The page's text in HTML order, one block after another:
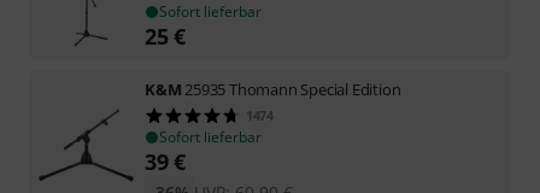
Sofort lieferbar
25€
K&M 25935 Thomann Special Edition
1474
Sofort lieferbar
39€